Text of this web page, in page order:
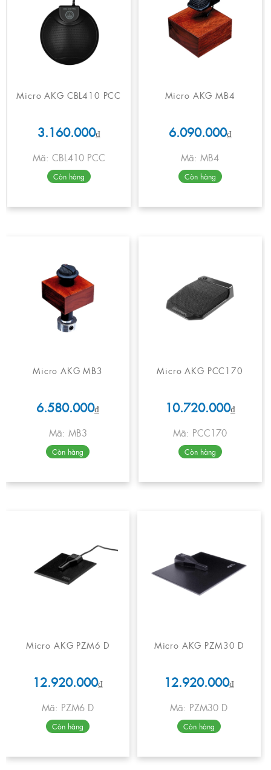
Micro AKG CBL410 PCC
3.160.000₫
Mã: CBL410 PCC
Còn hàng
Micro AKG MB4
6.090.000₫
Mã: MB4
Còn hàng
Micro AKG MB3
6.580.000₫
Mã: MB3
Còn hàng
Micro AKG PCC170
10.720.000₫
Mã: PCC170
Còn hàng
Micro AKG PZM6 D
12.920.000₫
Mã: PZM6 D
Còn hàng
Micro AKG PZM30 D
12.920.000₫
Mã: PZM30 D
Còn hàng